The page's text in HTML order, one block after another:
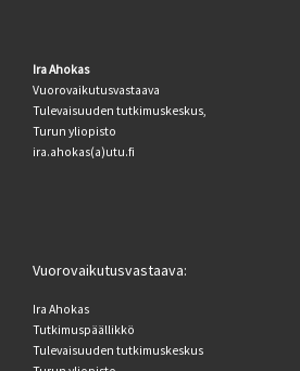
Ira Ahokas
Vuorovaikutusvastaava
Tulevaisuuden tutkimuskeskus,
Turun yliopisto
ira.ahokas(a)utu.fi
Vuorovaikutusvastaava:
Ira Ahokas
Tutkimuspäällikkö
Tulevaisuuden tutkimuskeskus